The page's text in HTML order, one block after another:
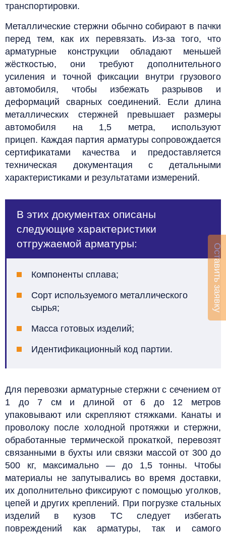
транспортировки.
Металлические стержни обычно собирают в пачки
перед тем, как их перевязать. Из-за того, что
арматурные конструкции обладают меньшей
жёсткостью, они требуют дополнительного
усиления и точной фиксации внутри грузового
автомобиля, чтобы избежать разрывов и
деформаций сварных соединений. Если длина
металлических стержней превышает размеры
автомобиля на 1,5 метра, используют
прицеп. Каждая партия арматуры сопровождается
сертификатами качества и предоставляется
техническая документация с детальными
характеристиками и результатами измерений.
В этих документах описаны
следующие характеристики
отгружаемой арматуры:
Компоненты сплава;
Сорт используемого металлического
сырья;
Масса готовых изделий;
Идентификационный код партии.
Для перевозки арматурные стержни с сечением от
1 до 7 см и длиной от 6 до 12 метров
упаковывают или скрепляют стяжками. Канаты и
проволоку после холодной протяжки и стержни,
обработанные термической прокаткой, перевозят
связанными в бухты или связки массой от 300 до
500 кг, максимально — до 1,5 тонны. Чтобы
материалы не запутывались во время доставки,
их дополнительно фиксируют с помощью уголков,
цепей и других креплений. При погрузке стальных
изделий в кузов ТС следует избегать
повреждений как арматуры, так и самого
Оставить заявку